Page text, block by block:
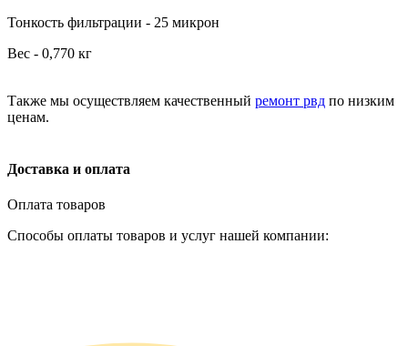
Тонкость фильтрации - 25 микрон
Вес - 0,770 кг
Также мы осуществляем качественный ремонт рвд по низким
ценам.
Доставка и оплата
Оплата товаров
Способы оплаты товаров и услуг нашей компании: